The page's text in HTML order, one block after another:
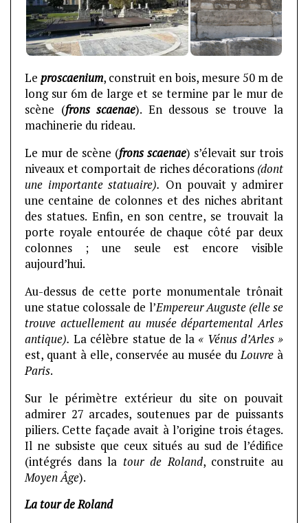
Leproscaenium, construit en bois, mesure 50 m de
long sur 6m de large et se termine par le mur de
scène (frons scaenae). En dessous se trouve la
machinerie du rideau.
Le mur de scène (frons scaenae) s’élevait sur trois
niveaux et comportait de riches décorations (dont
une importante statuaire). On pouvait y admirer
une centaine de colonnes et des niches abritant
des statues. Enfin, en son centre, se trouvait la
porte royale entourée de chaque côté par deux
colonnes ; une seule est encore visible
aujourd’hui.
Au-dessus de cette porte monumentale trônait
une statue colossale de l’Empereur Auguste (elle se
trouve actuellement au musée départemental Arles
antique). La célèbre statue de la « Vénus d’Arles »
est, quant à elle, conservée au musée duLouvre à
Paris.
Sur le périmètre extérieur du site on pouvait
admirer 27 arcades, soutenues par de puissants
piliers. Cette façade avait à l’origine trois étages.
Il ne subsiste que ceux situés au sud de l’édifice
(intégrés dans la tour de Roland, construite au
Moyen Âge).
La tour de Roland